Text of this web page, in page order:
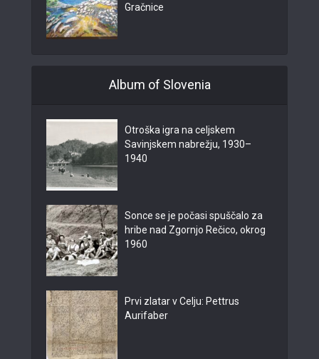
Gračnice
Album of Slovenia
Otroška igra na celjskem
Savinjskem nabrežju, 1930–
1940
Sonce se je počasi spuščalo za
hribe nad Zgornjo Rečico, okrog
1960
Prvi zlatar v Celju: Pettrus
Aurifaber